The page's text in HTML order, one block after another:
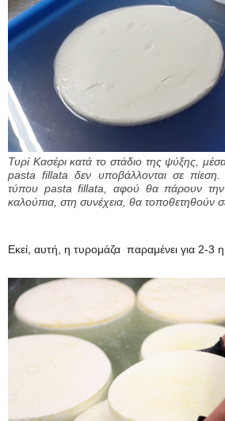
Τυρί Κασέρι κατά το στάδιο της ψύξης,
pasta fillata δεν υποβάλλονται σε
τύπου pasta fillata, αφού θα πάρουν
καλούπια, στη συνέχεια, θα τοποθετηθούν
Εκεί, αυτή, η τυρομάζα παραμένει για 2-3